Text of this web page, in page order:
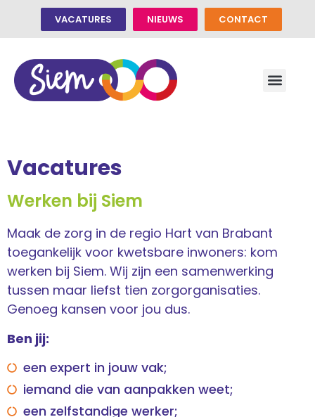
VACATURES NIEUWS CONTACT
Vacatures
Werken bij Siem
Maak de zorg in de regio Hart van Brabant
toegankelijk voor kwetsbare inwoners: kom
werken bij Siem. Wij zijn een samenwerking
tussen maar liefst tien zorgorganisaties.
Genoeg kansen voor jou dus.
Ben jij:
een expert in jouw vak;
iemand die van aanpakken weet;
een zelfstandige werker;